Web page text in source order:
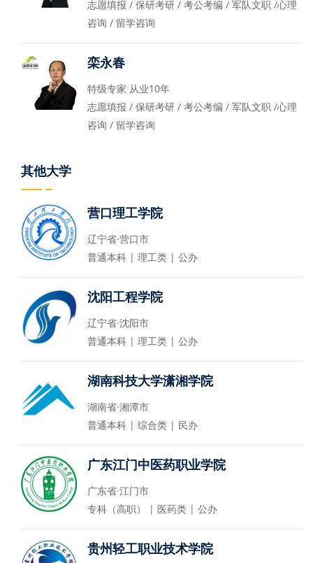
志愿填报 / 保研考研 / 考公考编 / 军队文职 /心理
咨询 / 留学咨询
栾永春
特级专家 从业10年
志愿填报 / 保研考研 / 考公考编 / 军队文职 /心理
咨询 / 留学咨询
其他大学
营口理工学院
辽宁省·营口市
普通本科 | 理工类 | 公办
沈阳工程学院
辽宁省·沈阳市
普通本科 | 理工类 | 公办
湖南科技大学潇湘学院
湖南省·湘潭市
普通本科 | 综合类 | 民办
广东江门中医药职业学院
广东省·江门市
专科（高职） | 医药类 | 公办
贵州轻工职业技术学院